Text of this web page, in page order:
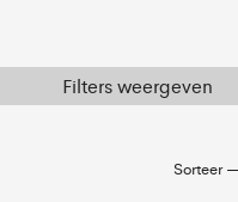
Filters weergeven
Sorteer